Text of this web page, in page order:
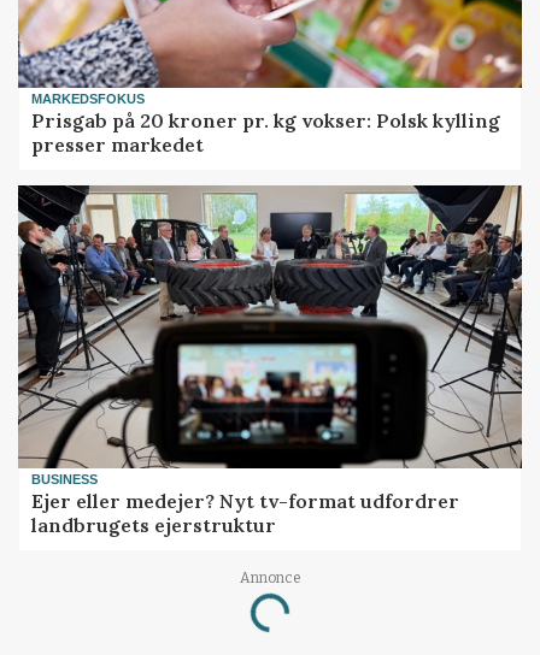
MARKEDSFOKUS
Prisgab på 20 kroner pr. kg vokser: Polsk kylling
presser markedet
BUSINESS
Ejer eller medejer? Nyt tv-format udfordrer
landbrugets ejerstruktur
Annonce
Loading...